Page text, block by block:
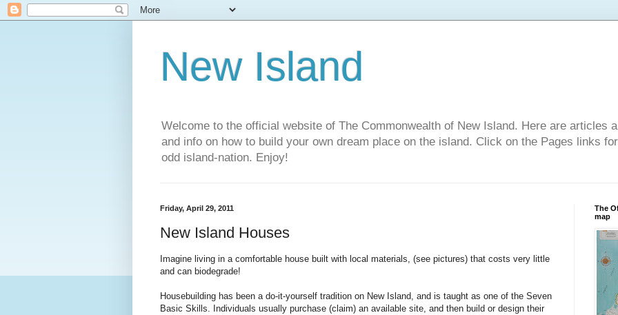
New Island
Welcome to the official website of The Commonwealth of New Island. Here are articles
and info on how to build your own dream place on the island. Click on the Pages links
odd island-nation. Enjoy!
Friday, April 29, 2011
New Island Houses
Imagine living in a comfortable house built with local materials, (see pictures) that costs very little
and can biodegrade!
Housebuilding has been a do-it-yourself tradition on New Island, and is taught as one of the Seven
Basic Skills. Individuals usually purchase (claim) an available site, and then build or design their
The
map